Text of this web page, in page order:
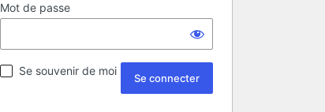
Mot de passe
Se souvenir de moi